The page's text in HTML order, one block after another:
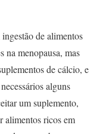
de alimentos
na menopausa, mas
de cálcio, e
alguns
um suplemento,
alimentos ricos em